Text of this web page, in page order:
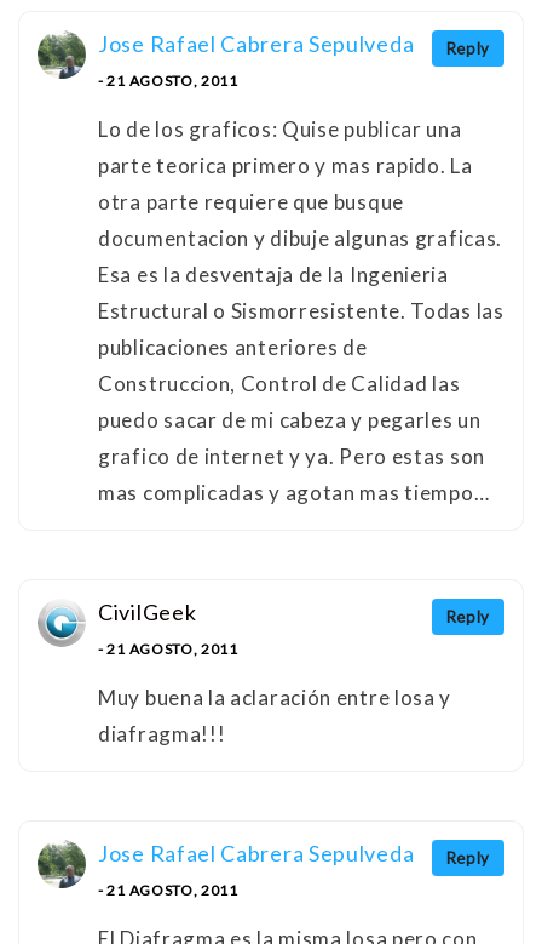
Reply
Jose Rafael Cabrera Sepulveda
- 21 AGOSTO, 2011
Lo de los graficos: Quise publicar una
parte teorica primero y mas rapido. La
otra parte requiere que busque
documentacion y dibuje algunas graficas.
Esa es la desventaja de la Ingenieria
Estructural o Sismorresistente. Todas las
publicaciones anteriores de
Construccion, Control de Calidad las
puedo sacar de mi cabeza y pegarles un
grafico de internet y ya. Pero estas son
mas complicadas y agotan mas tiempo…
Reply
CivilGeek
- 21 AGOSTO, 2011
Muy buena la aclaración entre losa y
diafragma!!!
Reply
Jose Rafael Cabrera Sepulveda
- 21 AGOSTO, 2011
El Diafragma es la misma losa pero con